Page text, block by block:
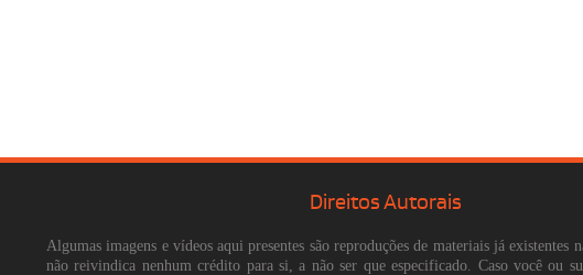
Direitos Autorais
Algumas imagens e vídeos aqui presentes são reproduções de materiais já existentes
não reivindica nenhum crédito para si, a não ser que especificado. Caso você ou